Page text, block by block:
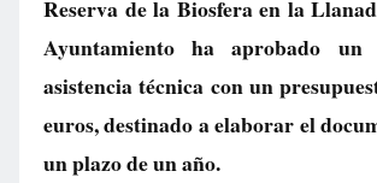
Reserva de la Biosfera en la
Ayuntamiento ha aprobado un
asistencia técnica con un
euros, destinado a elaborar el
un plazo de un año.